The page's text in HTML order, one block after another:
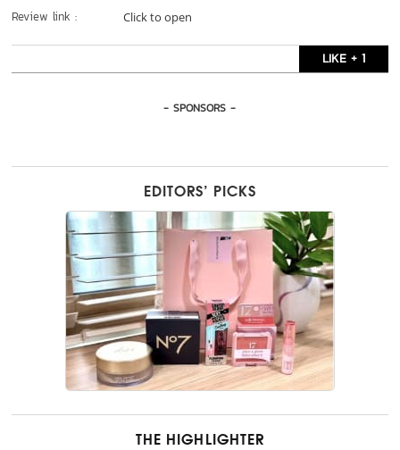
Review link : Click to open
LIKE + 1
- SPONSORS -
EDITORS’ PICKS
THE HIGHLIGHTER